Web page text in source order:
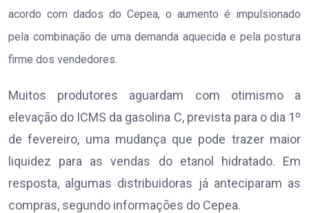
acordo com dados do Cepea, o aumento é impulsionado
pela combinação de uma demanda aquecida e pela postura
firme dos vendedores.
Muitos produtores aguardam com otimismo a
elevação do ICMS da gasolina C, prevista para o dia 1º
de fevereiro, uma mudança que pode trazer maior
liquidez para as vendas do etanol hidratado. Em
resposta, algumas distribuidoras já anteciparam as
compras, segundo informações do Cepea.